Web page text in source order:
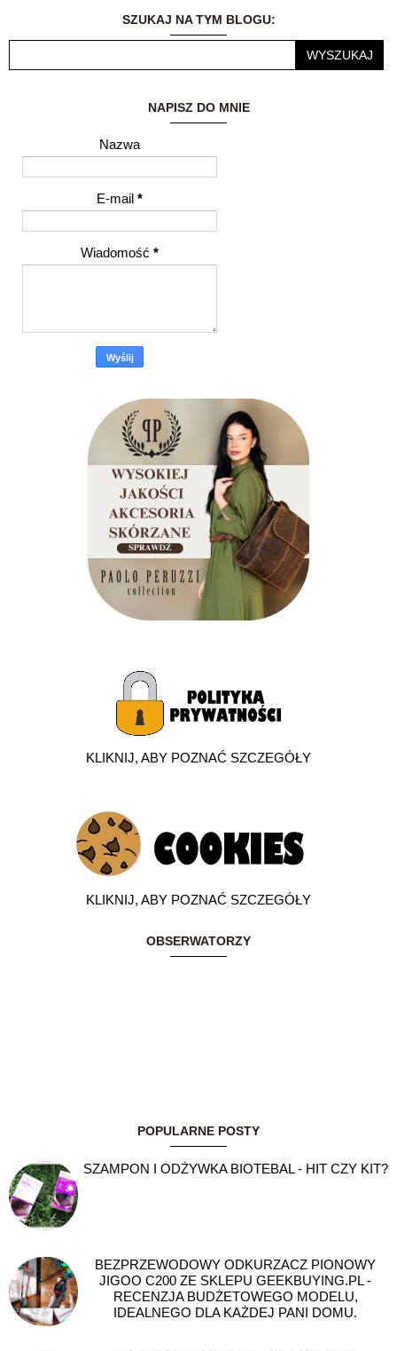
przemyśleniami z
innymi ludźmi to dla
wyróżnienie.
SZUKAJ NA TYM BLOGU:
NAPISZ DO MNIE
Nazwa
E-mail *
Wiadomość *
KLIKNIJ, ABY POZNAĆ SZCZEGÓŁY
KLIKNIJ, ABY POZNAĆ SZCZEGÓŁY
OBSERWATORZY
POPULARNE POSTY
SZAMPON I ODŻYWKA BIOTEBAL - HIT CZY KIT?
BEZPRZEWODOWY ODKURZACZ PIONOWY
JIGOO C200 ZE SKLEPU GEEKBUYING.PL -
RECENZJA BUDŻETOWEGO MODELU,
IDEALNEGO DLA KAŻDEJ PANI DOMU.